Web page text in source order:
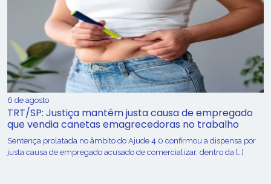
6 de agosto
TRT/SP: Justiça mantém justa causa de empregado
que vendia canetas emagrecedoras no trabalho
Sentença prolatada no âmbito do Ajude 4.0 confirmou a dispensa por
justa causa de empregado acusado de comercializar, dentro da […]